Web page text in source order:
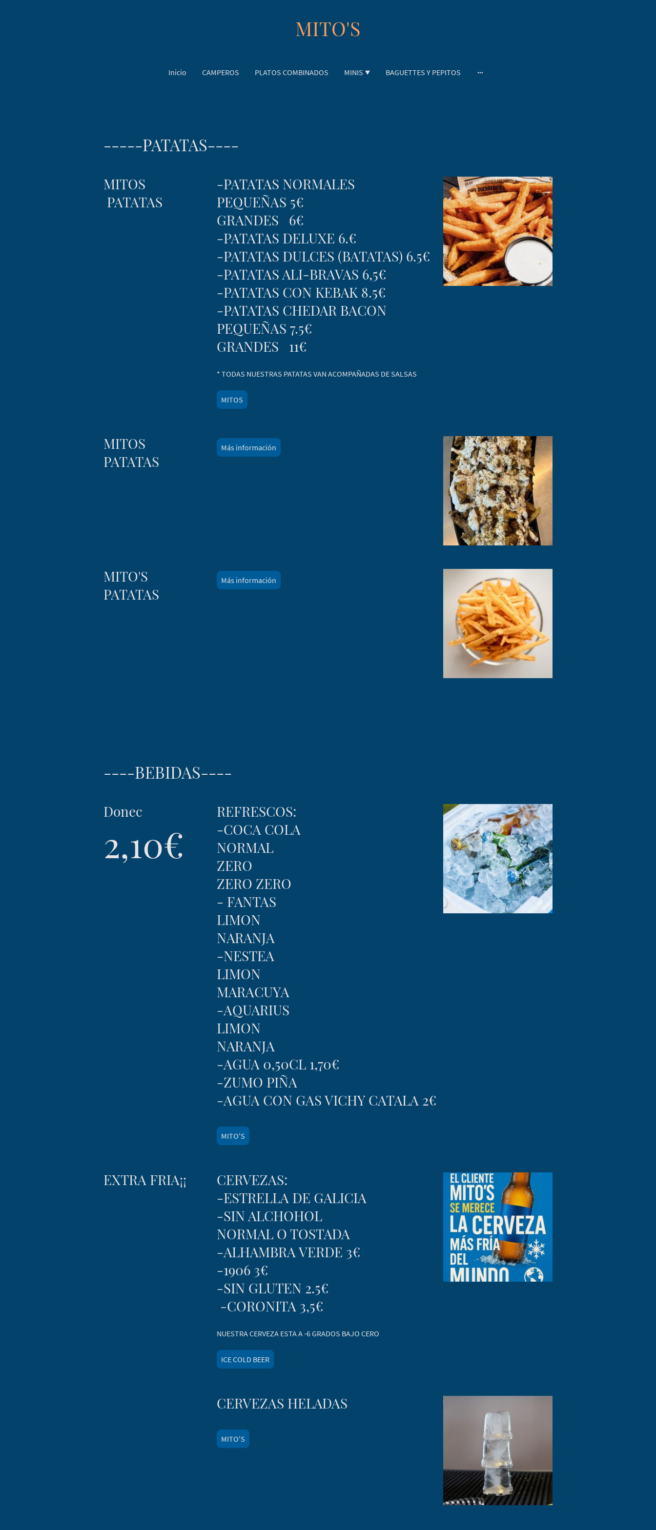
MITO'S
Inicio CAMPEROS PLATOS COMBINADOS MINIS BAGUETTES Y PEPITOS
-----PATATAS----
MITOS
PATATAS
-PATATAS NORMALES
PEQUEÑAS 5€
GRANDES 6€
-PATATAS DELUXE 6.€
-PATATAS DULCES (BATATAS) 6.5€
-PATATAS ALI-BRAVAS 6,5€
-PATATAS CON KEBAK 8.5€
-PATATAS CHEDAR BACON
PEQUEÑAS 7.5€
GRANDES 11€
* TODAS NUESTRAS PATATAS VAN ACOMPAÑADAS DE SALSAS
MITOS
MITOS
PATATAS
Más información
MITO'S
PATATAS
Más información
----BEBIDAS----
Donec
2,10€
REFRESCOS:
-COCA COLA
NORMAL
ZERO
ZERO ZERO
- FANTAS
LIMON
NARANJA
-NESTEA
LIMON
MARACUYA
-AQUARIUS
LIMON
NARANJA
-AGUA 0,50CL 1,70€
-ZUMO PIÑA
-AGUA CON GAS VICHY CATALA 2€
MITO'S
EXTRA FRIA¡¡
CERVEZAS:
-ESTRELLA DE GALICIA
-SIN ALCHOHOL
NORMAL O TOSTADA
-ALHAMBRA VERDE 3€
-1906 3€
-SIN GLUTEN 2.5€
-CORONITA 3,5€
NUESTRA CERVEZA ESTA A -6 GRADOS BAJO CERO
ICE COLD BEER
CERVEZAS HELADAS
MITO'S